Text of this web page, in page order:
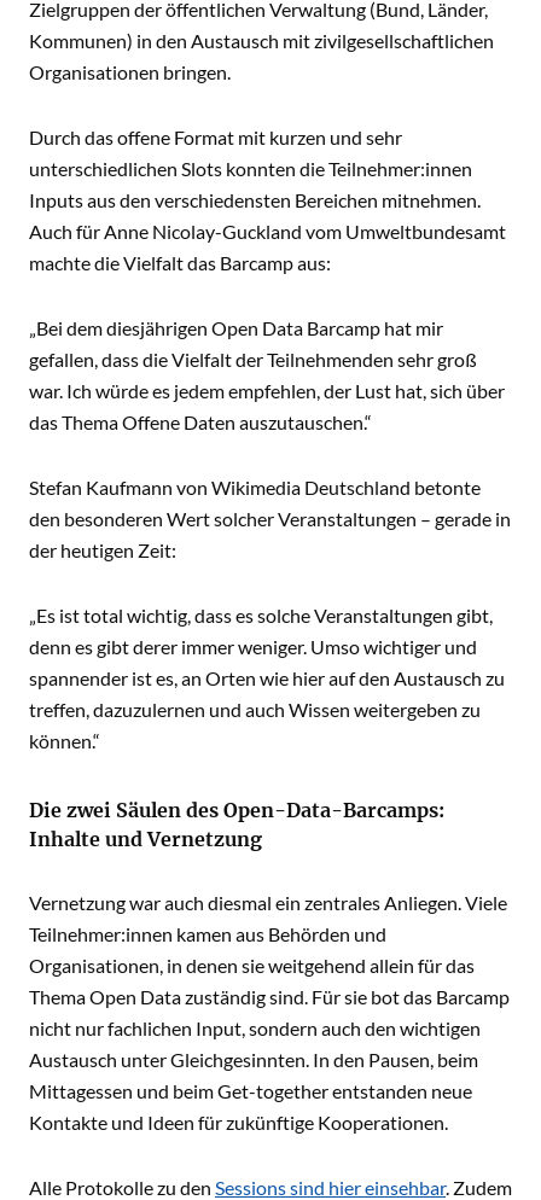
Zielgruppen der öffentlichen Verwaltung (Bund, Länder,
Kommunen) in den Austausch mit zivilgesellschaftlichen
Organisationen bringen.
Durch das offene Format mit kurzen und sehr
unterschiedlichen Slots konnten die Teilnehmer:innen
Inputs aus den verschiedensten Bereichen mitnehmen.
Auch für Anne Nicolay-Guckland vom Umweltbundesamt
machte die Vielfalt das Barcamp aus:
„Bei dem diesjährigen Open Data Barcamp hat mir
gefallen, dass die Vielfalt der Teilnehmenden sehr groß
war. Ich würde es jedem empfehlen, der Lust hat, sich über
das Thema Offene Daten auszutauschen.“
Stefan Kaufmann von Wikimedia Deutschland betonte
den besonderen Wert solcher Veranstaltungen – gerade in
der heutigen Zeit:
„Es ist total wichtig, dass es solche Veranstaltungen gibt,
denn es gibt derer immer weniger. Umso wichtiger und
spannender ist es, an Orten wie hier auf den Austausch zu
treffen, dazuzulernen und auch Wissen weitergeben zu
können.“
Die zwei Säulen des Open-Data-Barcamps:
Inhalte und Vernetzung
Vernetzung war auch diesmal ein zentrales Anliegen. Viele
Teilnehmer:innen kamen aus Behörden und
Organisationen, in denen sie weitgehend allein für das
Thema Open Data zuständig sind. Für sie bot das Barcamp
nicht nur fachlichen Input, sondern auch den wichtigen
Austausch unter Gleichgesinnten. In den Pausen, beim
Mittagessen und beim Get-together entstanden neue
Kontakte und Ideen für zukünftige Kooperationen.
Alle Protokolle zu den Sessions sind hier einsehbar. Zudem